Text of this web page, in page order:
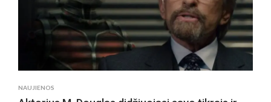
IVANO
I.
TVERDOVSKIO
FILMO
PREMJERA
NAUJIENOS